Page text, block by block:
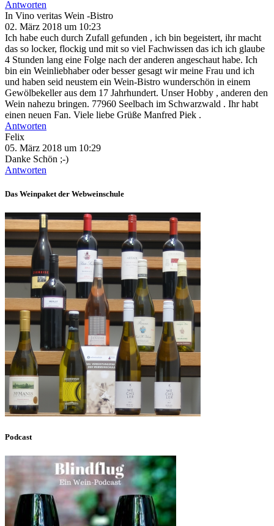
Antworten
In Vino veritas Wein -Bistro
02. März 2018 um 10:23
Ich habe euch durch Zufall gefunden , ich bin begeistert, ihr macht
das so locker, flockig und mit so viel Fachwissen das ich ich glaube
4 Stunden lang eine Folge nach der anderen angeschaut habe. Ich
bin ein Weinliebhaber oder besser gesagt wir meine Frau und ich
und haben seid neustem ein Wein-Bistro wunderschön in einem
Gewölbekeller aus dem 17 Jahrhundert. Unser Hobby , anderen den
Wein nahezu bringen. 77960 Seelbach im Schwarzwald . Ihr habt
einen neuen Fan. Viele liebe Grüße Manfred Piek .
Antworten
Felix
05. März 2018 um 10:29
Danke Schön ;-)
Antworten
Das Weinpaket der Webweinschule
Podcast